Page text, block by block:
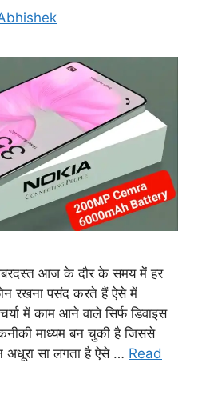
आज के दौर के समय में हर
रखना पसंद करते हैं ऐसे में
में काम आने वाले सिर्फ डिवाइस
माध्यम बन चुकी है जिससे
अधूरा सा लगता है ऐसे … Read